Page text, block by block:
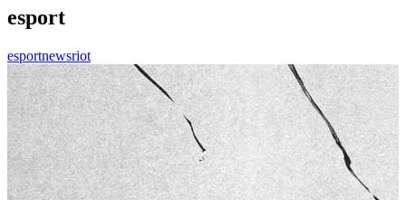
esport
esportnewsriot